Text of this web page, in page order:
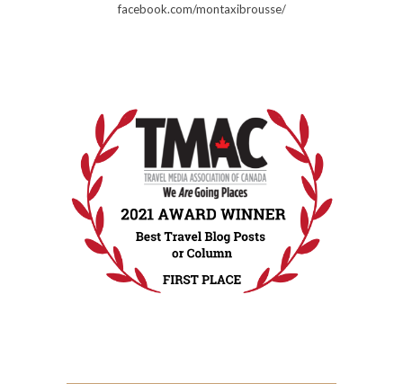
facebook.com/montaxibrousse/